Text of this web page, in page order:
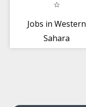
Jobs in Western
Sahara